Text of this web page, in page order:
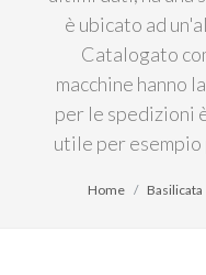
è ubicato ad
Catalogato
macchine hanno
per le spedizioni
utile per esempio
Home Basilicata